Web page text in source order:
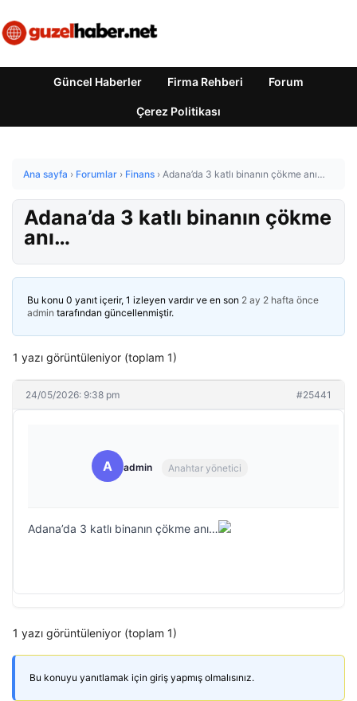
Güncel Haberler Firma Rehberi Forum
Çerez Politikası
Ana sayfa › Forumlar › Finans › Adana’da 3 katlı binanın çökme anı…
Adana’da 3 katlı binanın çökme
anı…
Bu konu 0 yanıt içerir, 1 izleyen vardır ve en son 2 ay 2 hafta önce
admin tarafından güncellenmiştir.
1 yazı görüntüleniyor (toplam 1)
24/05/2026: 9:38 pm #25441
A admin Anahtar yönetici
Adana’da 3 katlı binanın çökme anı…
1 yazı görüntüleniyor (toplam 1)
Bu konuyu yanıtlamak için giriş yapmış olmalısınız.